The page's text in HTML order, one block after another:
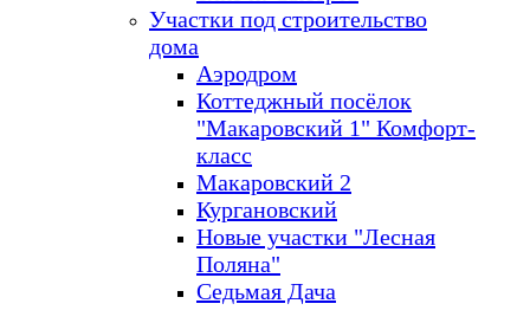
Участки под строительство
дома
Аэродром
Коттеджный посёлок
"Макаровский 1" Комфорт-
класс
Макаровский 2
Кургановский
Новые участки "Лесная
Поляна"
Седьмая Дача